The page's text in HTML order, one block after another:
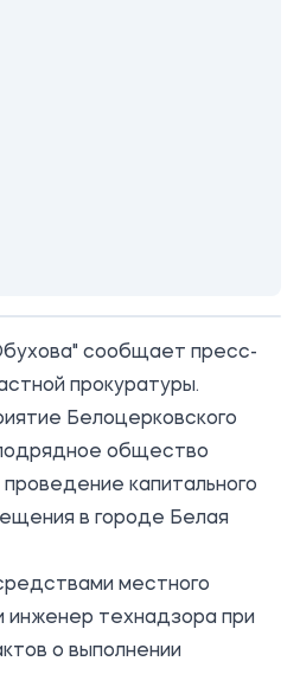
сообщает пресс-
прокуратуры.
Белоцерковского
общество
капитального
в городе Белая
местного
технадзора при
о выполнении